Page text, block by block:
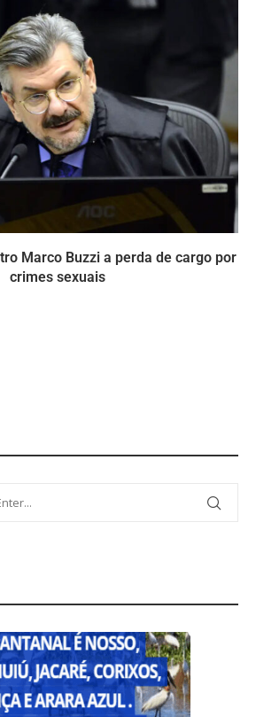
Marco Buzzi a perda de cargo por
crimes sexuais